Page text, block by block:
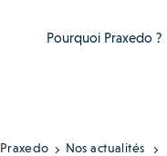
Pourquoi Praxedo ?
Praxedo Nos actualités